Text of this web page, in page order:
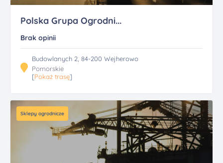
Polska Grupa Ogrodni...
Brak opinii
Budowlanych 2, 84-200 Wejherowo
Pomorskie
[Pokaż trasę]
Sklepy ogrodnicze